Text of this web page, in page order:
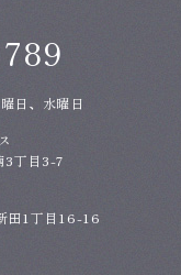
日、水曜日
3丁目3-7
田1丁目16-16